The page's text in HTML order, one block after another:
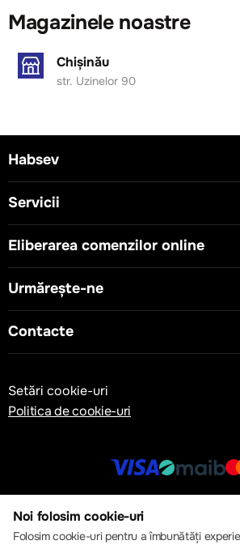
IEC/EN 61439-1 și IEC/EN 61439-3.
- Dispozitiv de protecție: panou de
- Tensiune nominală de operare: 415 V
- Frecvență: 50 Hz / 60 Hz
- Conformitate: RoHS
- Lățime de montaj: 33 SU
- Curent maxim: nu este specificat
Magazinele noastre
Chișinău
str. Uzinelor 90
Habsev
Servicii
Eliberarea comenzilor online
Urmărește-ne
Contacte
Setări cookie-uri
Politica de cookie-uri
© 2013 – 2026 ECOM
Noi folosim cookie-uri
Folosim cookie-uri pentru a îmbunătăți